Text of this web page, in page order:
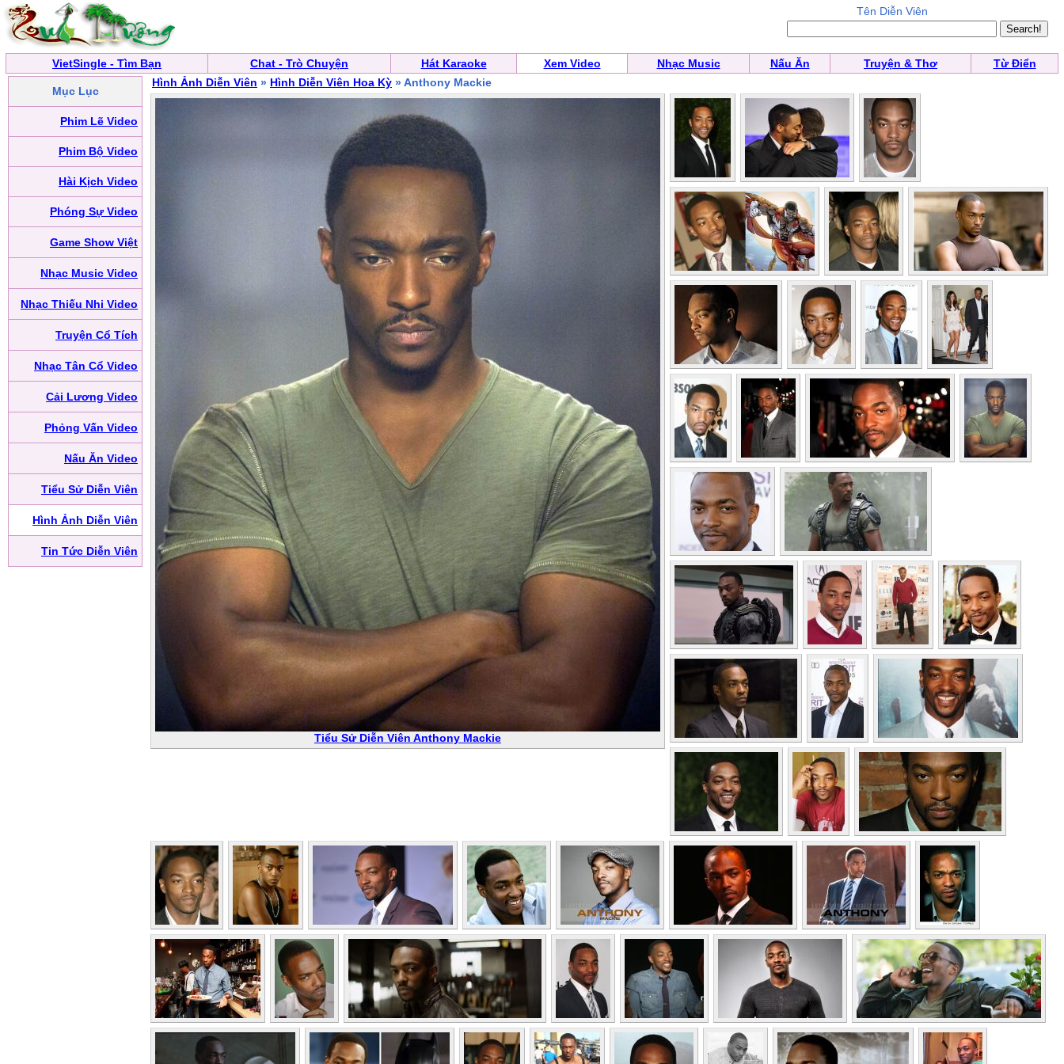
Tên Diễn Viên
VietSingle - Tìm Bạn Chat - Trò Chuyện Hát Karaoke Xem Video Nhạc Music Nấu Ăn Truyện & Thơ Từ Điển
Mục Lục
Phim Lẽ Video
Phim Bộ Video
Hài Kịch Video
Phóng Sự Video
Game Show Việt
Nhạc Music Video
Nhạc Thiếu Nhi Video
Truyện Cổ Tích
Nhạc Tân Cổ Video
Cải Lương Video
Phỏng Vấn Video
Nấu Ăn Video
Tiểu Sử Diễn Viên
Hình Ảnh Diễn Viên
Tin Tức Diễn Viên
Hình Ảnh Diễn Viên » Hình Diễn Viên Hoa Kỳ » Anthony Mackie
Tiểu Sử Diễn Viên Anthony Mackie